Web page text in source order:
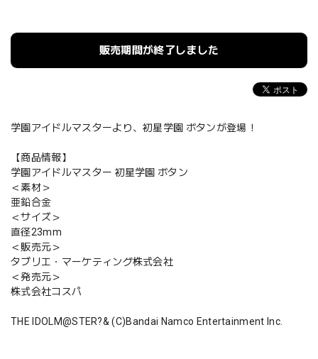
販売期間が終了しました
学園アイドルマスターより、初星学園 ボタンが登場！
【商品情報】
学園アイドルマスター 初星学園 ボタン
＜素材＞
亜鉛合金
＜サイズ＞
直径23mm
＜販売元＞
タブリエ・マーケティング株式会社
＜発売元＞
株式会社コスパ
THE IDOLM@STER?& (C)Bandai Namco Entertainment Inc.